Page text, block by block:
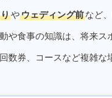
やウェディング前など
や食事の知識は、将来ス
数券、コースなど複雑